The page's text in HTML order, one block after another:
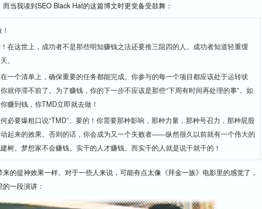
我读到SEO Black Hat的这篇博文时更觉备受鼓舞：
在这世上，成功者不是那些明知赚钱之法还要推三阻四的人。成功者知道轻重缓
。
一个清单上，确保重要的任务都能完成。你参与的每一个项目都应该处于运转状
就停滞不前了。为了赚钱，你的下一步不应该是那些“下周有时间再处理的事”。如
赚到钱，你TMD立即就去做！
必要爆粗口说“TMD”。要的！你需要那种影响，那种力量，那种号召力，那种屁股
起来的效果。否则的话，你会成为又一个失败者——纵然很久以前就有一个伟大的
树。梦想家不会赚钱。实干的人才赚钱。而实干的人就是说干就干的！
提神效果一样。对于一些人来说，可能有点太像《拜金一族》电影里的感觉了，
一段演讲：